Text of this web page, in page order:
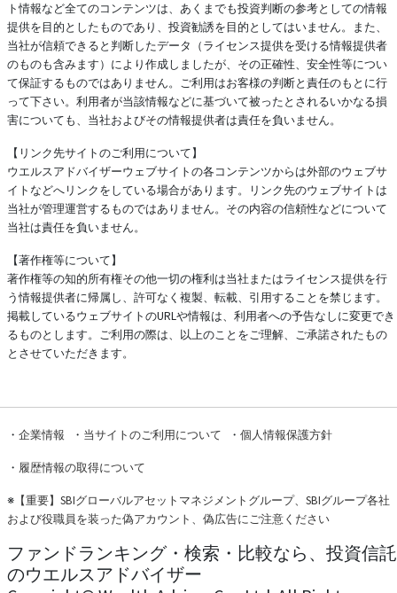
ト情報など全てのコンテンツは、あくまでも投資判断の参考としての情報
提供を目的としたものであり、投資勧誘を目的としてはいません。また、
当社が信頼できると判断したデータ（ライセンス提供を受ける情報提供者
のものも含みます）により作成しましたが、その正確性、安全性等につい
て保証するものではありません。ご利用はお客様の判断と責任のもとに行
って下さい。利用者が当該情報などに基づいて被ったとされるいかなる損
害についても、当社およびその情報提供者は責任を負いません。
【リンク先サイトのご利用について】
ウエルスアドバイザーウェブサイトの各コンテンツからは外部のウェブサ
イトなどへリンクをしている場合があります。リンク先のウェブサイトは
当社が管理運営するものではありません。その内容の信頼性などについて
当社は責任を負いません。
【著作権等について】
著作権等の知的所有権その他一切の権利は当社またはライセンス提供を行
う情報提供者に帰属し、許可なく複製、転載、引用することを禁じます。
掲載しているウェブサイトのURLや情報は、利用者への予告なしに変更でき
るものとします。ご利用の際は、以上のことをご理解、ご承諾されたもの
とさせていただきます。
・ 企業情報 ・ 当サイトのご利用について ・ 個人情報保護方針
・ 履歴情報の取得について
※ 【重要】SBIグローバルアセットマネジメントグループ、SBIグループ各社
および役職員を装った偽アカウント、偽広告にご注意ください
ファンドランキング・検索・比較なら、投資信託
のウエルスアドバイザー